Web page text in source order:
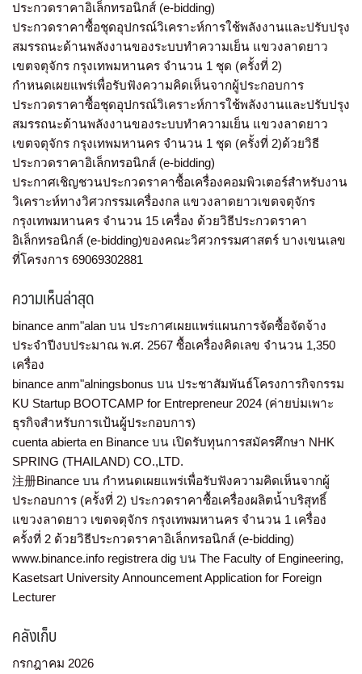
ประกวดราคาอิเล็กทรอนิกส์ (e-bidding)
ประกวดราคาซื้อชุดอุปกรณ์วิเคราะห์การใช้พลังงานและปรับปรุง
สมรรถนะด้านพลังงานของระบบทำความเย็น แขวงลาดยาว
เขตจตุจักร กรุงเทพมหานคร จำนวน 1 ชุด (ครั้งที่ 2)
กำหนดเผยแพร่เพื่อรับฟังความคิดเห็นจากผู้ประกอบการ
ประกวดราคาซื้อชุดอุปกรณ์วิเคราะห์การใช้พลังงานและปรับปรุง
สมรรถนะด้านพลังงานของระบบทำความเย็น แขวงลาดยาว
เขตจตุจักร กรุงเทพมหานคร จำนวน 1 ชุด (ครั้งที่ 2)ด้วยวิธี
ประกวดราคาอิเล็กทรอนิกส์ (e-bidding)
ประกาศเชิญชวนประกวดราคาซื้อเครื่องคอมพิวเตอร์สำหรับงาน
วิเคราะห์ทางวิศวกรรมเครื่องกล แขวงลาดยาวเขตจตุจักร
กรุงเทพมหานคร จำนวน 15 เครื่อง ด้วยวิธีประกวดราคา
อิเล็กทรอนิกส์ (e-bidding)ของคณะวิศวกรรมศาสตร์ บางเขนเลข
ที่โครงการ 69069302881
ความเห็นล่าสุด
binance anm"alan บน ประกาศเผยแพร่แผนการจัดซื้อจัดจ้าง
ประจำปีงบประมาณ พ.ศ. 2567 ซื้อเครื่องคิดเลข จำนวน 1,350
เครื่อง
binance anm"alningsbonus บน ประชาสัมพันธ์โครงการกิจกรรม
KU Startup BOOTCAMP for Entrepreneur 2024 (ค่ายบ่มเพาะ
ธุรกิจสำหรับการเป้นผู้ประกอบการ)
cuenta abierta en Binance บน เปิดรับทุนการสมัครศึกษา NHK
SPRING (THAILAND) CO.,LTD.
注册Binance บน กำหนดเผยแพร่เพื่อรับฟังความคิดเห็นจากผู้
ประกอบการ (ครั้งที่ 2) ประกวดราคาซื้อเครื่องผลิตน้ำบริสุทธิ์
แขวงลาดยาว เขตจตุจักร กรุงเทพมหานคร จำนวน 1 เครื่อง
ครั้งที่ 2 ด้วยวิธีประกวดราคาอิเล็กทรอนิกส์ (e-bidding)
www.binance.info registrera dig บน The Faculty of Engineering,
Kasetsart University Announcement Application for Foreign
Lecturer
คลังเก็บ
กรกฎาคม 2026